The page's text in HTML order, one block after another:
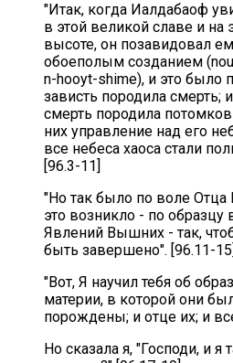
"Итак, когда Иалдабаоф
в этой великой славе и на
высоте, он позавидовал
обоеполым созданием
n-hooyt-shime), и это было
зависть породила смерть; и
смерть породила
них управление над его
все небеса хаоса стали
[96.3-11]
"Но так было по воле Отца
это возникло - по образцу
Явлений Вышних - так,
быть завершено". [96.11-15]
"Вот, Я научил тебя об
материи, в которой они
порождены; и отце их; и
Но сказала я, "Господи, и